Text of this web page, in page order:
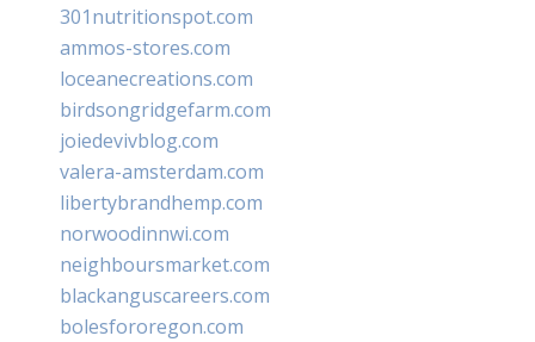
301nutritionspot.com
ammos-stores.com
loceanecreations.com
birdsongridgefarm.com
joiedevivblog.com
valera-amsterdam.com
libertybrandhemp.com
norwoodinnwi.com
neighboursmarket.com
blackanguscareers.com
bolesfororegon.com